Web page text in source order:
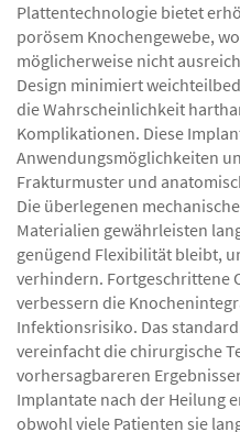
Plattentechnologie bietet
porösem Knochengewebe,
möglicherweise nicht
Design minimiert
die Wahrscheinlichkeit
Komplikationen. Diese
Anwendungsmöglichkeiten
Frakturmuster und
Die überlegenen
Materialien gewährleisten
genügend Flexibilität bleibt,
verhindern. Fortgeschrittene
verbessern die
Infektionsrisiko. Das
vereinfacht die chirurgische
vorhersagbareren
Implantate nach der Heilung
obwohl viele Patienten sie